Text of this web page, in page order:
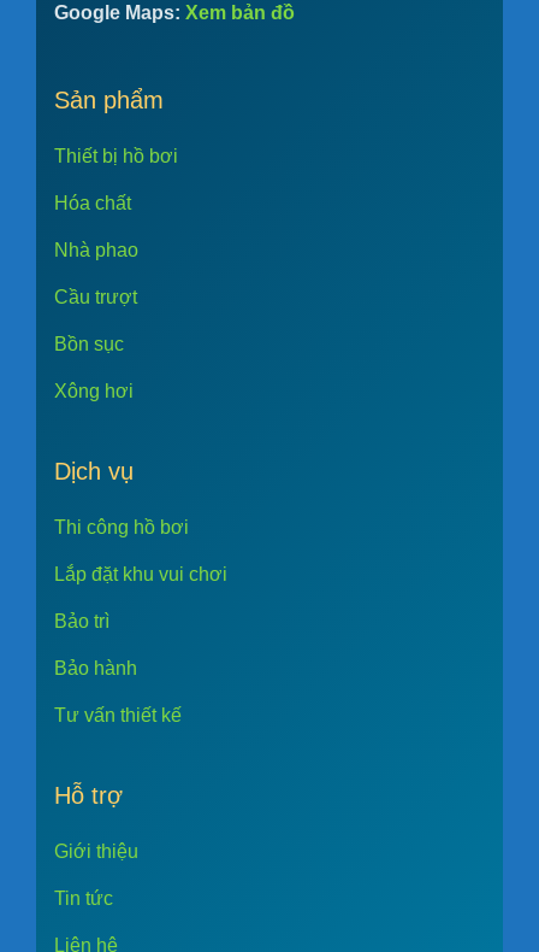
Google Maps: Xem bản đồ
Sản phẩm
Thiết bị hồ bơi
Hóa chất
Nhà phao
Cầu trượt
Bồn sục
Xông hơi
Dịch vụ
Thi công hồ bơi
Lắp đặt khu vui chơi
Bảo trì
Bảo hành
Tư vấn thiết kế
Hỗ trợ
Giới thiệu
Tin tức
Liên hệ